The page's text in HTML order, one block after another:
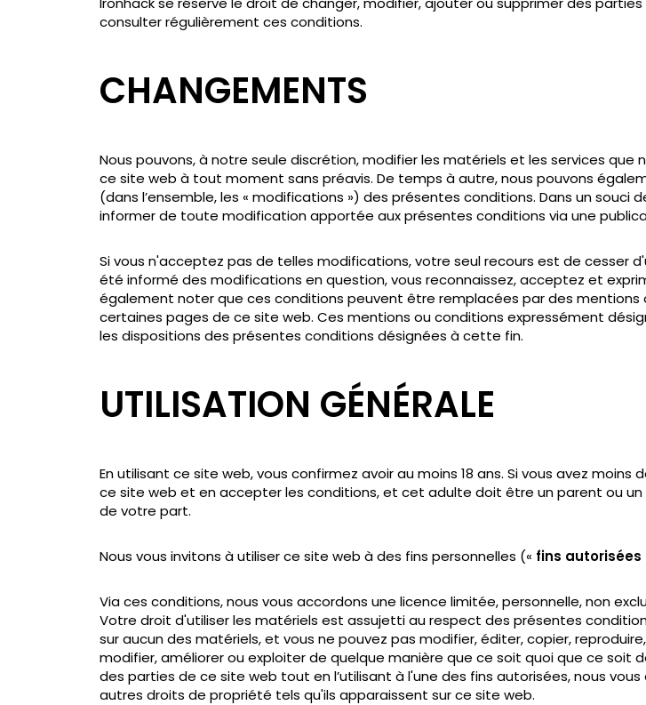
consulter régulièrement ces conditions.
CHANGEMENTS
Nous pouvons, à notre seule discrétion, modifier les matériels et les services
ce site web à tout moment sans préavis. De temps à autre, nous pouvons
(dans l’ensemble, les « modifications ») des présentes conditions. Dans un
informer de toute modification apportée aux présentes conditions via une
Si vous n'acceptez pas de telles modifications, votre seul recours est de cesser
été informé des modifications en question, vous reconnaissez, acceptez et
également noter que ces conditions peuvent être remplacées par des mentions
certaines pages de ce site web. Ces mentions ou conditions expressément
les dispositions des présentes conditions désignées à cette fin.
UTILISATION GÉNÉRALE
En utilisant ce site web, vous confirmez avoir au moins 18 ans. Si vous avez
ce site web et en accepter les conditions, et cet adulte doit être un parent ou
de votre part.
Nous vous invitons à utiliser ce site web à des fins personnelles (« fins autorisées
Via ces conditions, nous vous accordons une licence limitée, personnelle, non
Votre droit d'utiliser les matériels est assujetti au respect des présentes
sur aucun des matériels, et vous ne pouvez pas modifier, éditer, copier,
modifier, améliorer ou exploiter de quelque manière que ce soit quoi que ce soit
des parties de ce site web tout en l’utilisant à l'une des fins autorisées, nous
autres droits de propriété tels qu'ils apparaissent sur ce site web.